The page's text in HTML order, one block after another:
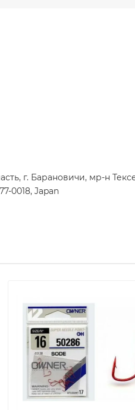
г. Барановичи, мр-н
0018, Japan